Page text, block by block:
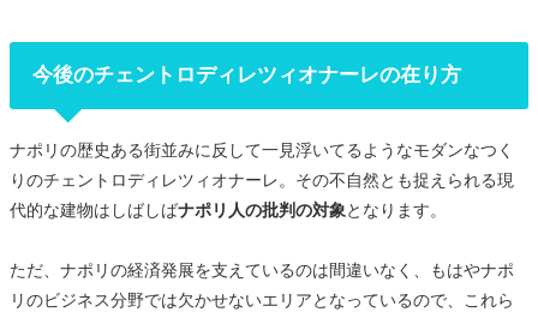
今後のチェントロディレツィオナーレの在り方
ナポリの歴史ある街並みに反して一見浮いてるようなモダンなつく
りのチェントロディレツィオナーレ。その不自然とも捉えられる現
代的な建物はしばしばナポリ人の批判の対象となります。
ただ、ナポリの経済発展を支えているのは間違いなく、もはやナポ
リのビジネス分野では欠かせないエリアとなっているので、これら